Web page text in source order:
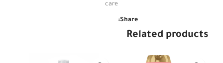
care
Share:
Related products